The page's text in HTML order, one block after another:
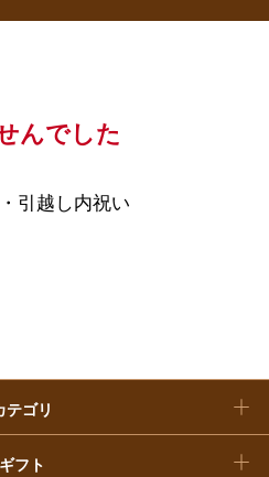
んでした
引越し内祝い
テゴリ
インテリア
ギフト
内祝い
の日
中元
の日
福袋